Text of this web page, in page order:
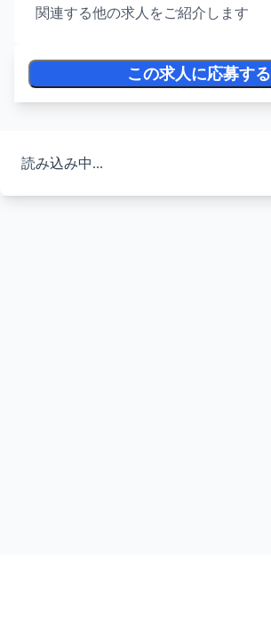
関連する他の求人をご紹介します
この求人に応募する
読み込み中...